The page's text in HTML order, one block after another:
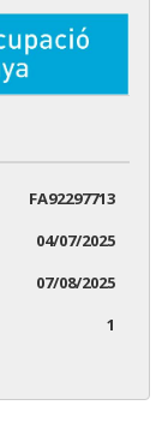
FA92297713
04/07/2025
07/08/2025
1